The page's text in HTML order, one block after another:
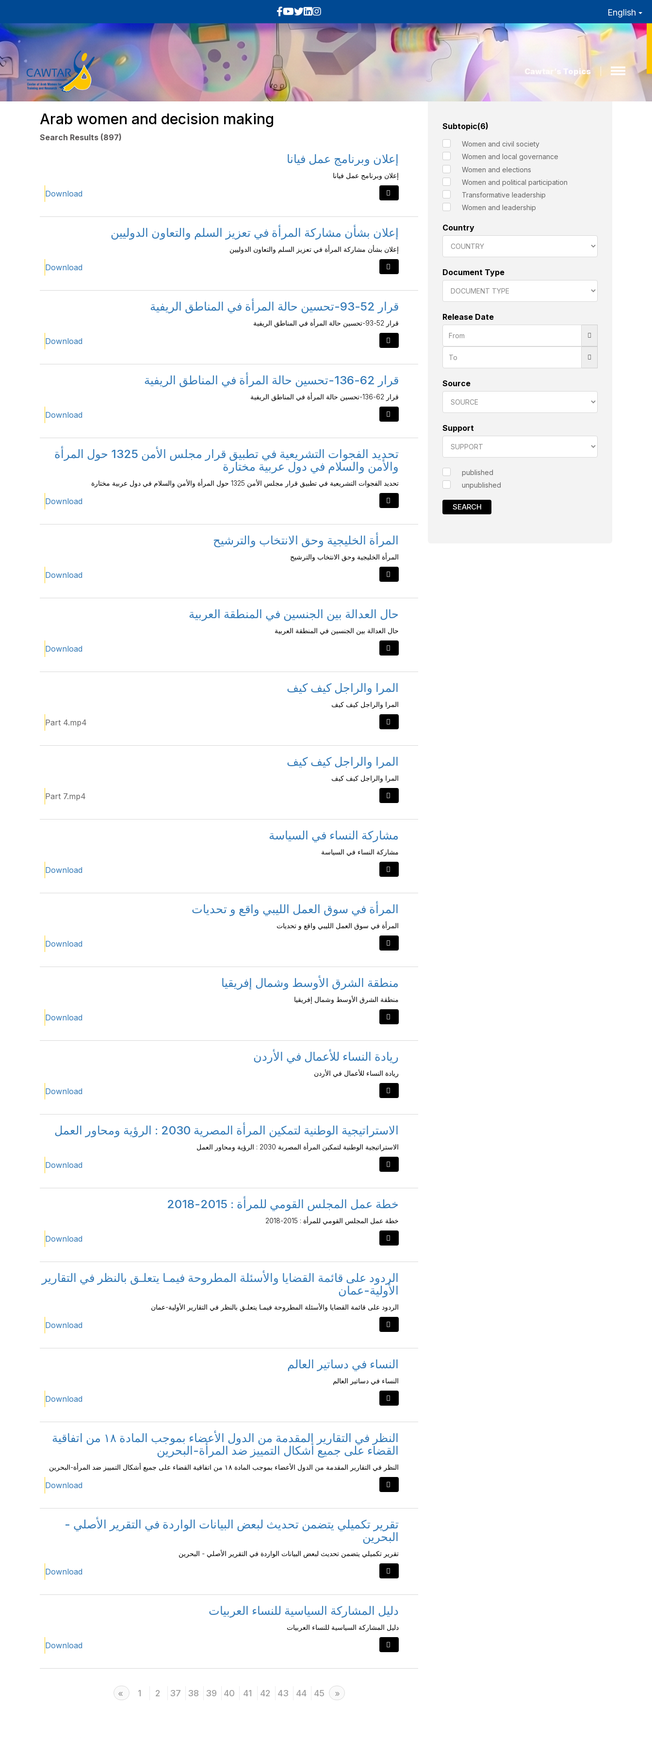
English
Cawtar’s Topics
Arab women and decision making
Search Results (897)
إعلان وبرنامج عمل فيانا
إعلان وبرنامج عمل فيانا
Download
إعلان بشأن مشاركة المرأة في تعزيز السلم والتعاون الدوليين
إعلان بشأن مشاركة المرأة في تعزيز السلم والتعاون الدوليين
Download
قرار 52-93-تحسين حالة المرأة في المناطق الريفية
قرار 52-93-تحسين حالة المرأة في المناطق الريفية
Download
قرار 62-136-تحسين حالة المرأة في المناطق الريفية
قرار 62-136-تحسين حالة المرأة في المناطق الريفية
Download
تحديد الفجوات التشريعية في تطبيق قرار مجلس الأمن 1325 حول المرأة
والأمن والسلام في دول عربية مختارة
تحديد الفجوات التشريعية في تطبيق قرار مجلس الأمن 1325 حول المرأة والأمن والسلام في دول عربية مختارة
Download
المرأة الخليجية وحق الانتخاب والترشيح
المرأة الخليجية وحق الانتخاب والترشيح
Download
حال العدالة بين الجنسين في المنطقة العربية
حال العدالة بين الجنسين في المنطقة العربية
Download
المرا والراجل كيف كيف
المرا والراجل كيف كيف
Part 4.mp4
المرا والراجل كيف كيف
المرا والراجل كيف كيف
Part 7.mp4
مشاركة النساء في السياسة
مشاركة النساء في السياسة
Download
المرأة في سوق العمل الليبي واقع و تحديات
المرأة في سوق العمل الليبي واقع و تحديات
Download
منطقة الشرق الأوسط وشمال إفريقيا
منطقة الشرق الأوسط وشمال إفريقيا
Download
ريادة النساء للأعمال في الأردن
ريادة النساء للأعمال في الأردن
Download
الاستراتيجية الوطنية لتمكين المرأة المصرية 2030 : الرؤية ومحاور العمل
الاستراتيجية الوطنية لتمكين المرأة المصرية 2030 : الرؤية ومحاور العمل
Download
خطة عمل المجلس القومي للمرأة : 2015-2018
خطة عمل المجلس القومي للمرأة : 2015-2018
Download
الردود على قائمة القضايا والأسئلة المطروحة فيمـا يتعلـق بالنظر في التقارير
الأولية-عمان
الردود على قائمة القضايا والأسئلة المطروحة فيمـا يتعلـق بالنظر في التقارير الأولية-عمان
Download
النساء في دساتير العالم
النساء في دساتير العالم
Download
النظر في التقارير المقدمة من الدول الأعضاء بموجب المادة ١٨ من اتفاقية
القضاء على جميع أشكال التمييز ضد المرأة-البحرين
النظر في التقارير المقدمة من الدول الأعضاء بموجب المادة ١٨ من اتفاقية القضاء على جميع أشكال التمييز ضد المرأة-البحرين
Download
تقرير تكميلي يتضمن تحديث لبعض البيانات الواردة في التقرير الأصلي -
البحرين
تقرير تكميلي يتضمن تحديث لبعض البيانات الواردة في التقرير الأصلي - البحرين
Download
دليل المشاركة السياسية للنساء العربيات
دليل المشاركة السياسية للنساء العربيات
Download
« Previous
1 2 37 38 39 40 41 42 43 44 45 » Next
Subtopic(6)
Women and civil society
Women and local governance
Women and elections
Women and political participation
Transformative leadership
Women and leadership
Country
Document Type
Release Date
Source
Support
published
unpublished
SEARCH